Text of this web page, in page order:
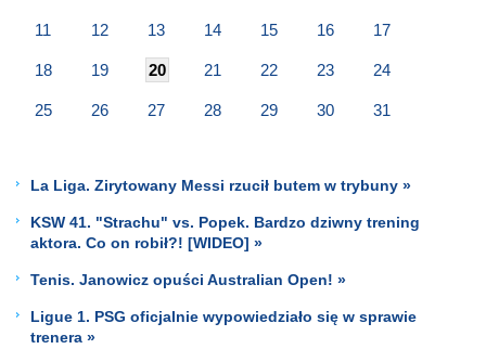
11 12 13 14 15 16 17
18 19 20 21 22 23 24
25 26 27 28 29 30 31
La Liga. Zirytowany Messi rzucił butem w trybuny »
KSW 41. "Strachu" vs. Popek. Bardzo dziwny trening
aktora. Co on robił?! [WIDEO] »
Tenis. Janowicz opuści Australian Open! »
Ligue 1. PSG oficjalnie wypowiedziało się w sprawie
trenera »